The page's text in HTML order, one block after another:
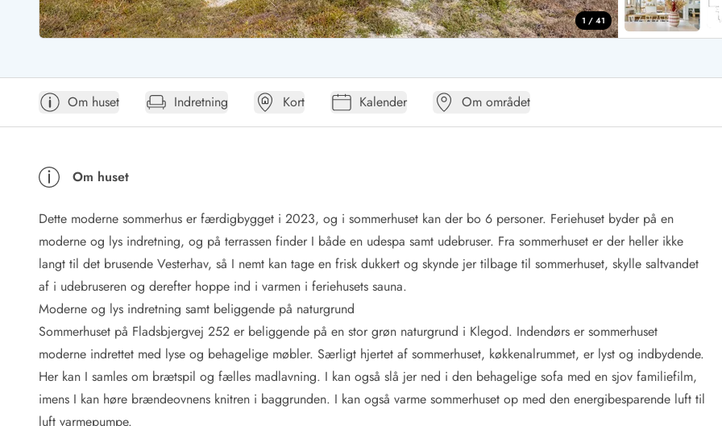
Esmark RejsecurityEsmark KidsVIPEsmark VIP partnerfordeleFordele hos os
Sommerhus ABC
Forbrugsafregning (Strøm, vand...)
Lån og lej
Rengøring
Gavekort
Book tidligt
Lejebetingelser
Vejret i Danmark
Sæsontider
Baderegler
Naturbeskyttelse
Webcam
Fotokonkurrence
1 / 41
Om huset Indretning Kort Kalender Om området
Om huset
Dette moderne sommerhus er færdigbygget i 2023, og i sommerhuset kan der bo 6 personer. Feriehuset byder på en
moderne og lys indretning, og på terrassen finder I både en udespa samt udebruser. Fra sommerhuset er der heller ikke
langt til det brusende Vesterhav, så I nemt kan tage en frisk dukkert og skynde jer tilbage til sommerhuset, skylle saltvandet
af i udebruseren og derefter hoppe ind i varmen i feriehusets sauna.
Moderne og lys indretning samt beliggende på naturgrund
Sommerhuset på Fladsbjergvej 252 er beliggende på en stor grøn naturgrund i Klegod. Indendørs er sommerhuset
moderne indrettet med lyse og behagelige møbler. Særligt hjertet af sommerhuset, køkkenalrummet, er lyst og indbydende.
Her kan I samles om brætspil og fælles madlavning. I kan også slå jer ned i den behagelige sofa med en sjov familiefilm,
imens I kan høre brændeovnens knitren i baggrunden. I kan også varme sommerhuset op med den energibesparende luft til
luft varmepumpe.